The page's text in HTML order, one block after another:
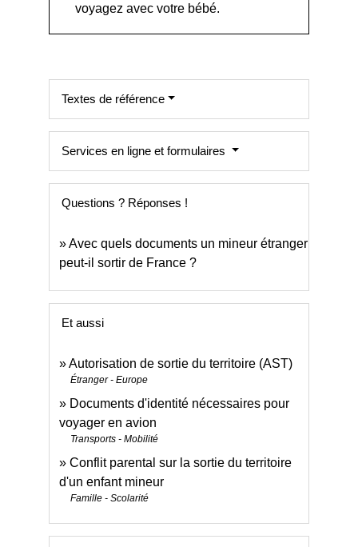
voyagez avec votre bébé.
Textes de référence
Services en ligne et formulaires
Questions ? Réponses !
Avec quels documents un mineur étranger
peut-il sortir de France ?
Et aussi
Autorisation de sortie du territoire (AST)
Étranger - Europe
Documents d'identité nécessaires pour
voyager en avion
Transports - Mobilité
Conflit parental sur la sortie du territoire
d'un enfant mineur
Famille - Scolarité